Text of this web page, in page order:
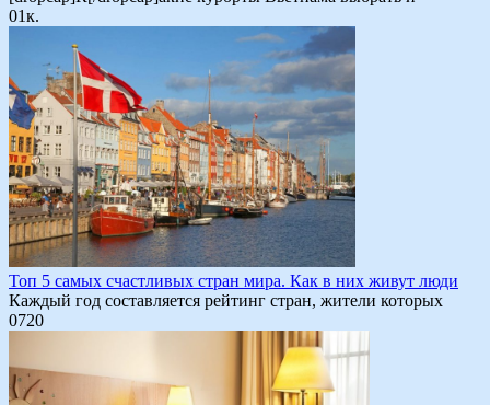
01к.
Топ 5 самых счастливых стран мира. Как в них живут люди
Каждый год составляется рейтинг стран, жители которых
0720